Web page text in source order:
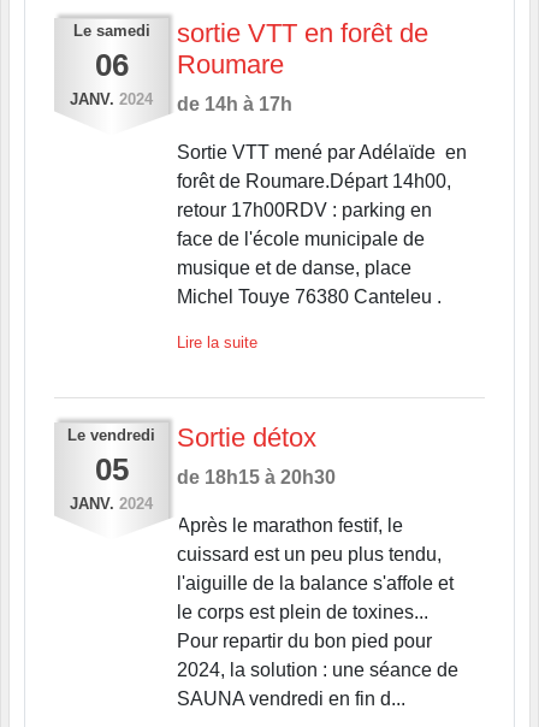
Le samedi
06
JANV. 2024
sortie VTT en forêt de
Roumare
de 14h à 17h
Sortie VTT mené par Adélaïde en
forêt de Roumare.Départ 14h00,
retour 17h00RDV : parking en
face de l'école municipale de
musique et de danse, place
Michel Touye 76380 Canteleu .
Lire la suite
Le vendredi
05
JANV. 2024
Sortie détox
de 18h15 à 20h30
Après le marathon festif, le
cuissard est un peu plus tendu,
l'aiguille de la balance s'affole et
le corps est plein de toxines...
Pour repartir du bon pied pour
2024, la solution : une séance de
SAUNA vendredi en fin d...